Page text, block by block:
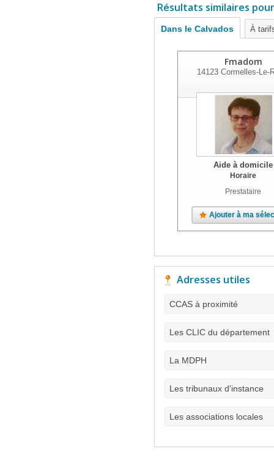
Résultats similaires
Dans le Calvados À
Fmadom
14123Cormelles-Le-
Aide à domicile
Horaire
Prestataire
Ajouter à ma
Adresses utiles
CCAS à proximité
Les CLIC du département
La MDPH
Les tribunaux d'instance
Les associations locales